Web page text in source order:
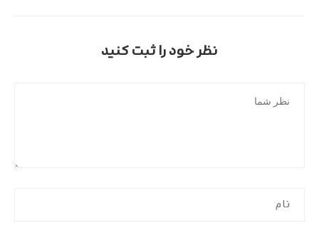
نظر خود را ثبت کنید